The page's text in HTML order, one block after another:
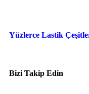
Yüzlerce Lastik
Bizi Takip Edin